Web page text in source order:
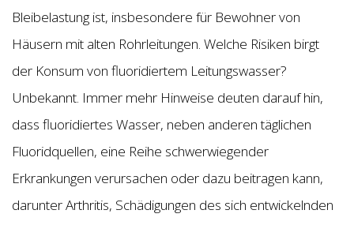
Bleibelastung ist, insbesondere für Bewohner von
Häusern mit alten Rohrleitungen. Welche Risiken birgt
der Konsum von fluoridiertem Leitungswasser?
Unbekannt. Immer mehr Hinweise deuten darauf hin,
dass fluoridiertes Wasser, neben anderen täglichen
Fluoridquellen, eine Reihe schwerwiegender
Erkrankungen verursachen oder dazu beitragen kann,
darunter Arthritis, Schädigungen des sich entwickelnden